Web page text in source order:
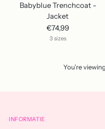
Babyblue Trenchcoat -
Jacket
€74,99
3 sizes
You’re
INFORMATIE